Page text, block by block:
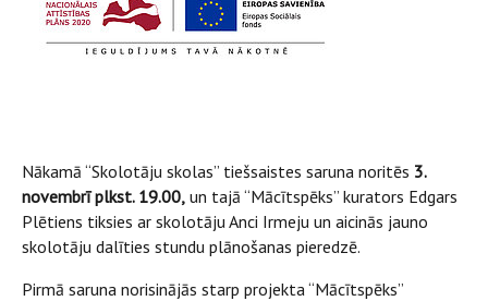
Nākamā “Skolotāju skolas” tiešsaistes saruna noritēs 3.
novembrī plkst. 19.00, un tajā “Mācītspēks” kurators Edgars
Plētiens tiksies ar skolotāju Anci Irmeju un aicinās jauno
skolotāju dalīties stundu plānošanas pieredzē.
Pirmā saruna norisinājās starp projekta “Mācītspēks”